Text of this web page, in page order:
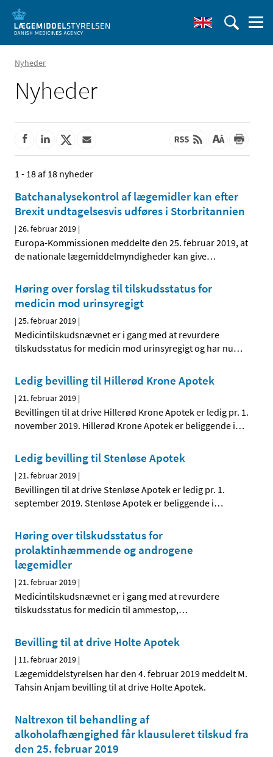
Nyheder
Nyheder
1 - 18 af 18 nyheder
Batchanalysekontrol af lægemidler kan efter
Brexit undtagelsesvis udføres i Storbritannien
|26. februar 2019 |
Europa-Kommissionen meddelte den 25. februar 2019, at
de nationale lægemiddelmyndigheder kan give…
Høring over forslag til tilskudsstatus for
medicin mod urinsyregigt
|25. februar 2019 |
Medicintilskudsnævnet er i gang med at revurdere
tilskudsstatus for medicin mod urinsyregigt og har nu…
Ledig bevilling til Hillerød Krone Apotek
|21. februar 2019 |
Bevillingen til at drive Hillerød Krone Apotek er ledig pr. 1.
november 2019. Hillerød Krone Apotek er beliggende i…
Ledig bevilling til Stenløse Apotek
|21. februar 2019 |
Bevillingen til at drive Stenløse Apotek er ledig pr. 1.
september 2019. Stenløse Apotek er beliggende i…
Høring over tilskudsstatus for
prolaktinhæmmende og androgene
lægemidler
|21. februar 2019 |
Medicintilskudsnævnet er i gang med at revurdere
tilskudsstatus for medicin til ammestop,…
Bevilling til at drive Holte Apotek
| 11. februar 2019 |
Lægemiddelstyrelsen har den 4. februar 2019 meddelt M.
Tahsin Anjam bevilling til at drive Holte Apotek.
Naltrexon til behandling af
alkoholafhængighed får klausuleret tilskud fra
den 25. februar 2019